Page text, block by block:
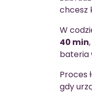
chcesz
W
40 min
bateria
Proces
gdy